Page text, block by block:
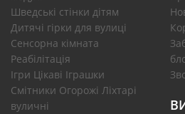
Шведські стінки дітям
Дитячі гірки для вулиці
Сенсорна кімната
Реабілітація
Ігри Цікаві Іграшки
Смітники Огорожі Ліхтарі
вуличні